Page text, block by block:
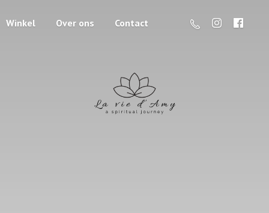
Winkel Over ons Contact